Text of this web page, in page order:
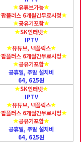
유튜브가능
팝플러스 6개월간무료시청
공유기포함
SK인터넷
IPTV
유튜브, 넥플릭스
팝플러스 6개월간무료시청
공유기포함
공휴일, 주말 설치비
64, 625원
SK인터넷
IPTV
유튜브, 넥플릭스
팝플러스 6개월간무료시청
공유기포함
공휴일, 주말 설치비
64, 625원